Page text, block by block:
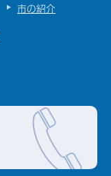
市の紹介